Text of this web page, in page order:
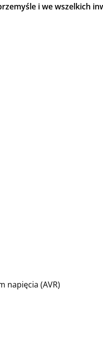
i we wszelkich
napięcia (AVR)